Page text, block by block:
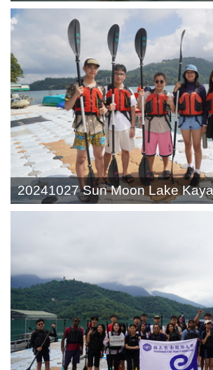
20241027 Sun Moon Lake